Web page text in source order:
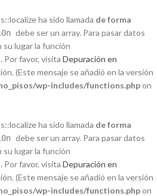
ha sido llamada de forma
debe ser un array. Para pasar datos
su lugar la función
. Por favor, visita Depuración en
(Este mensaje se añadió en la versión
wp-includes/functions.phpon
ha sido llamada de forma
debe ser un array. Para pasar datos
su lugar la función
. Por favor, visita Depuración en
(Este mensaje se añadió en la versión
wp-includes/functions.phpon